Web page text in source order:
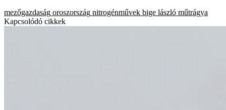
mezőgazdaság oroszország nitrogénművek bige lászló műtrágya
Kapcsolódó cikkek